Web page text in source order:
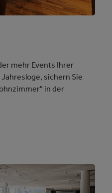
mehr Events Ihrer
sichern Sie
in der